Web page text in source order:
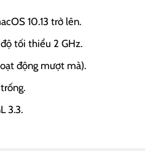
10.13 trở lên.
tối thiểu 2 GHz.
động mượt mà).
3.3.